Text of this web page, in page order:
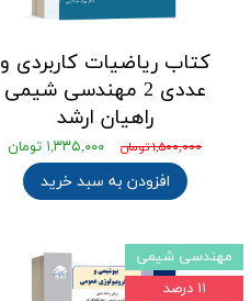
کتاب ریاضیات کاربردی و
عددی 2 مهندسی شیمی
راهیان ارشد
۱,۵۰۰,۰۰۰ تومان ۱,۳۳۵,۰۰۰ تومان
افزودن به سبد خرید
مهندسی شیمی
۱۱ درصد